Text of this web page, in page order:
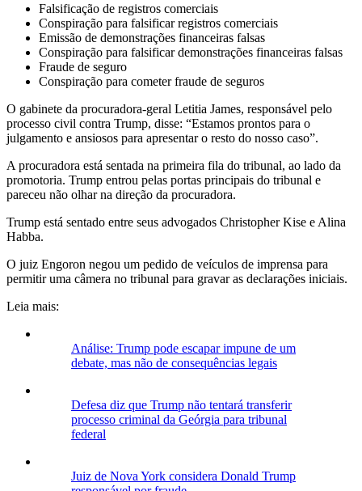
Falsificação de registros comerciais
Conspiração para falsificar registros comerciais
Emissão de demonstrações financeiras falsas
Conspiração para falsificar demonstrações financeiras falsas
Fraude de seguro
Conspiração para cometer fraude de seguros
O gabinete da procuradora-geral Letitia James, responsável pelo
processo civil contra Trump, disse: “Estamos prontos para o
julgamento e ansiosos para apresentar o resto do nosso caso”.
A procuradora está sentada na primeira fila do tribunal, ao lado da
promotoria. Trump entrou pelas portas principais do tribunal e
pareceu não olhar na direção da procuradora.
Trump está sentado entre seus advogados Christopher Kise e Alina
Habba.
O juiz Engoron negou um pedido de veículos de imprensa para
permitir uma câmera no tribunal para gravar as declarações iniciais.
Leia mais:
Análise: Trump pode escapar impune de um
debate, mas não de consequências legais
Defesa diz que Trump não tentará transferir
processo criminal da Geórgia para tribunal
federal
Juiz de Nova York considera Donald Trump